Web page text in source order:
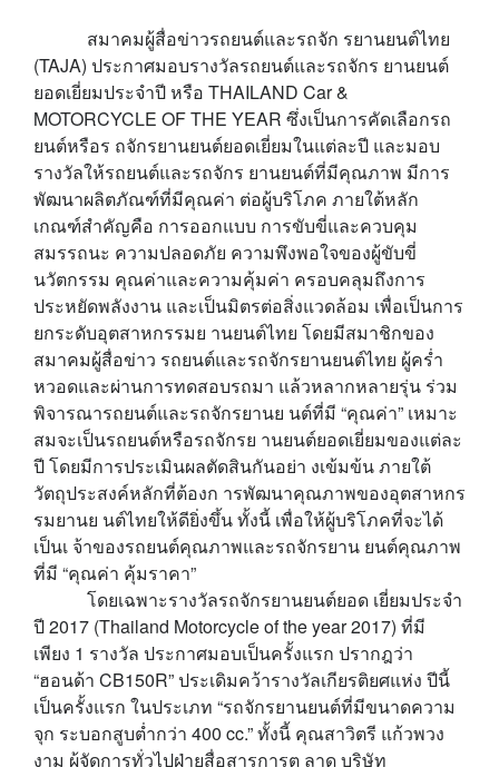
สมาคมผู้สื่อข่าวรถยนต์และรถจัก รยานยนต์ไทย
(TAJA) ประกาศมอบรางวัลรถยนต์และรถจักร ยานยนต์
ยอดเยี่ยมประจำปี หรือ THAILAND Car &
MOTORCYCLE OF THE YEAR ซึ่งเป็นการคัดเลือกรถ
ยนต์หรือร ถจักรยานยนต์ยอดเยี่ยมในแต่ละปี และมอบ
รางวัลให้รถยนต์และรถจักร ยานยนต์ที่มีคุณภาพ มีการ
พัฒนาผลิตภัณฑ์ที่มีคุณค่า ต่อผู้บริโภค ภายใต้หลัก
เกณฑ์สำคัญคือ การออกแบบ การขับขี่และควบคุม
สมรรถนะ ความปลอดภัย ความพึงพอใจของผู้ขับขี่
นวัตกรรม คุณค่าและความคุ้มค่า ครอบคลุมถึงการ
ประหยัดพลังงาน และเป็นมิตรต่อสิ่งแวดล้อม เพื่อเป็นการ
ยกระดับอุตสาหกรรมย านยนต์ไทย โดยมีสมาชิกของ
สมาคมผู้สื่อข่าว รถยนต์และรถจักรยานยนต์ไทย ผู้คร่ำ
หวอดและผ่านการทดสอบรถมา แล้วหลากหลายรุ่น ร่วม
พิจารณารถยนต์และรถจักรยานย นต์ที่มี “คุณค่า” เหมาะ
สมจะเป็นรถยนต์หรือรถจักรย านยนต์ยอดเยี่ยมของแต่ละ
ปี โดยมีการประเมินผลตัดสินกันอย่า งเข้มข้น ภายใต้
วัตถุประสงค์หลักที่ต้องก ารพัฒนาคุณภาพของอุตสาหกร
รมยานย นต์ไทยให้ดียิ่งขึ้น ทั้งนี้ เพื่อให้ผู้บริโภคที่จะได้
เป็นเ จ้าของรถยนต์คุณภาพและรถจักรยาน ยนต์คุณภาพ
ที่มี “คุณค่า คุ้มราคา”
โดยเฉพาะรางวัลรถจักรยานยนต์ยอด เยี่ยมประจำ
ปี2017 (Thailand Motorcycle of the year 2017) ที่มี
เพียง 1 รางวัล ประกาศมอบเป็นครั้งแรก ปรากฎว่า
“ฮอนด้า CB150R”ประเดิมคว้ารางวัลเกียรติยศแห่ง ปีนี้
เป็นครั้งแรก ในประเภท “รถจักรยานยนต์ที่มีขนาดความ
จุก ระบอกสูบต่ำกว่า 400 cc.”ทั้งนี้ คุณสาวิตรี แก้วพวง
งาม ผู้จัดการทั่วไปฝ่ายสื่อสารการต ลาด บริษัท